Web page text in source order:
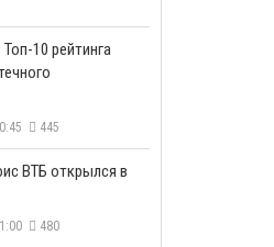
10 рейтинга
445
ВТБ открылся в
480